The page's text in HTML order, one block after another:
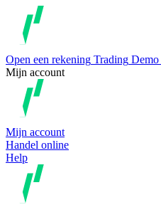
Open een rekening Trading Demo
Mijn account
Mijn account
Handel online
Help